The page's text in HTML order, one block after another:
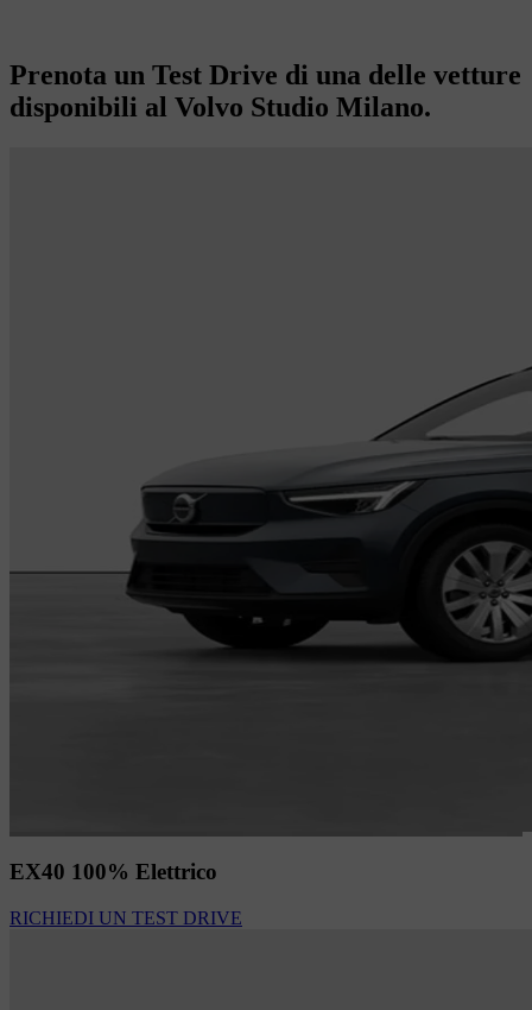
Prenota un Test Drive di una delle vetture
disponibili al Volvo Studio Milano.
EX40 100% Elettrico
RICHIEDI UN TEST DRIVE